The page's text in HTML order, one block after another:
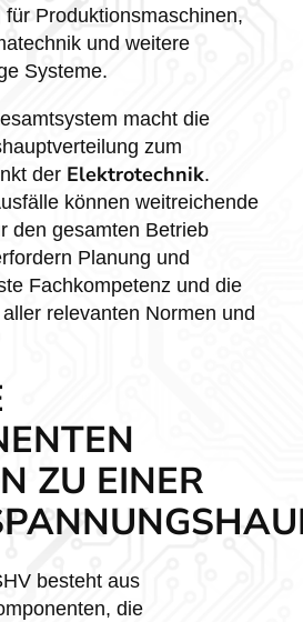
Produktionsmaschinen,
und weitere
Systeme.
macht die
zum
der Elektrotechnik.
können weitreichende
den gesamten Betrieb
Planung und
Fachkompetenz und die
relevanten Normen und
ZU EINER
besteht aus
die